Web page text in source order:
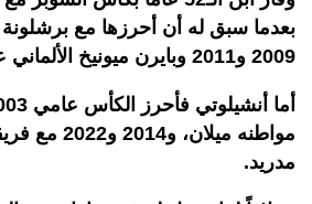
بعدما سبق له أن أحرزها مع
2009 و2011 وبايرن ميونيخ الألماني عام 2013.
مواطنه ميلان،
مدريد.